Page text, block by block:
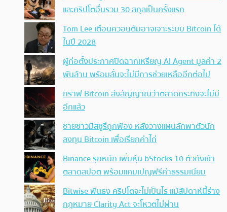
และคริปโตอื่นรวม 30 สกุลเป็นครั้งแรก
Tom Lee เตือนควอนตัมอาจเจาะระบบ Bitcoin ได้
ในปี 2028
ผู้ก่อตั้งประกาศปิดฉากเหรียญ AI Agent มูลค่า 2
พันล้าน พร้อมลั่นจะไม่มีการช่วยเหลืออีกต่อไป
กราฟ Bitcoin ส่งสัญญาณว่าตลาดกระทิงจะไม่มี
อีกแล้ว
ชายชาวมิสซูรีถูกฟ้อง หลังวางแผนลักพาตัวนัก
ลงทุน Bitcoin เพื่อเรียกค่าไถ่
Binance รุกหนัก เพิ่มหุ้น bStocks 10 ตัวดังเข้า
ตลาดสปอต พร้อมแคมเปญฟรีค่าธรรมเนียม
Bitwise ฟันธง คริปโตจะไม่เป็นไร แม้สัปดาห์นี้ร่าง
กฎหมาย Clarity Act จะโหวตไม่ผ่าน